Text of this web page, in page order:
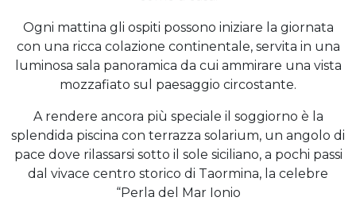
Ogni mattina gli ospiti possono iniziare la giornata
con una ricca colazione continentale, servita in una
luminosa sala panoramica da cui ammirare una vista
mozzafiato sul paesaggio circostante.
A rendere ancora più speciale il soggiorno è la
splendida piscina con terrazza solarium, un angolo di
pace dove rilassarsi sotto il sole siciliano, a pochi passi
dal vivace centro storico di Taormina, la celebre
“Perla del Mar Ionio